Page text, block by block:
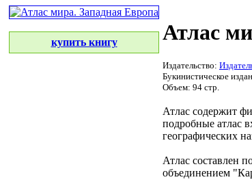
купить книгу Атлас
Издательство:
Букинистическое
Объем: 94 стр.
Атлас содержит
подробные атлас
географических
Атлас составлен
объединением